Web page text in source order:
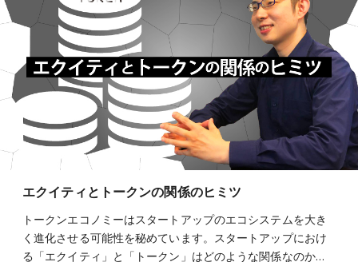
エクイティとトークンの関係のヒミツ
トークンエコノミーはスタートアップのエコシステムを大き
く進化させる可能性を秘めています。スタートアップにおけ
る「エクイティ」と「トークン」はどのような関係なのか…